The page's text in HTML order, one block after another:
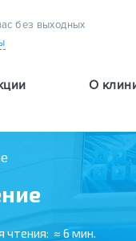
без выходных
О
чтения: ≈ 6 мин.